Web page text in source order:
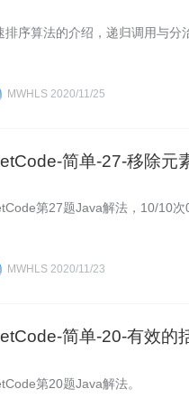
排序算法的介绍，递归调用与分
MWHLS 2020/11/25
简单-27-移除元
第27题Java解法，10/10次
MWHLS 2020/11/23
简单-20-有效的
第20题Java解法。